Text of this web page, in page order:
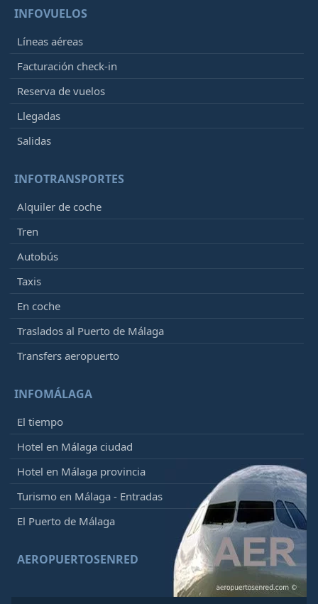
INFOVUELOS
Líneas aéreas
Facturación check-in
Reserva de vuelos
Llegadas
Salidas
INFOTRANSPORTES
Alquiler de coche
Tren
Autobús
Taxis
En coche
Traslados al Puerto de Málaga
Transfers aeropuerto
INFOMÁLAGA
El tiempo
Hotel en Málaga ciudad
Hotel en Málaga provincia
Turismo en Málaga - Entradas
El Puerto de Málaga
AEROPUERTOSENRED